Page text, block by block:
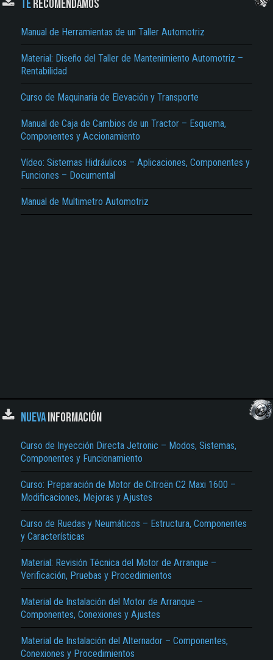
TE RECOMENDAMOS
Manual de Herramientas de un Taller Automotriz
Material: Diseño del Taller de Mantenimiento Automotriz –
Rentabilidad
Curso de Maquinaria de Elevación y Transporte
Manual de Caja de Cambios de un Tractor – Esquema,
Componentes y Accionamiento
Vídeo: Sistemas Hidráulicos – Aplicaciones, Componentes y
Funciones – Documental
Manual de Multimetro Automotriz
NUEVAINFORMACIÓN
Curso de Inyección Directa Jetronic – Modos, Sistemas,
Componentes y Funcionamiento
Curso: Preparación de Motor de Citroën C2 Maxi 1600 –
Modificaciones, Mejoras y Ajustes
Curso de Ruedas y Neumáticos – Estructura, Componentes
y Características
Material: Revisión Técnica del Motor de Arranque –
Verificación, Pruebas y Procedimientos
Material de Instalación del Motor de Arranque –
Componentes, Conexiones y Ajustes
Material de Instalación del Alternador – Componentes,
Conexiones y Procedimientos
El Título es incorrecto según el contenido.
Texto o Imagen de portada son erróneos.
No carga o no se visualiza el contenido.
Reportar otro tipo de error...